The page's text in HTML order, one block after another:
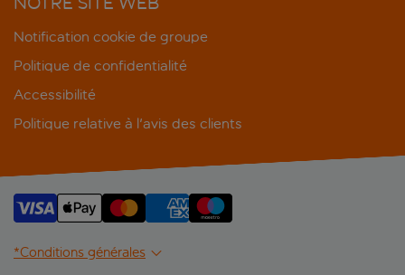
Notification cookie de groupe
Politique de confidentialité
Accessibilité
Politique relative à l'avis des clients
*Conditions générales